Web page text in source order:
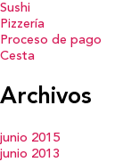
Sushi
Pizzería
Proceso de pago
Cesta
Archivos
junio 2015
junio 2013